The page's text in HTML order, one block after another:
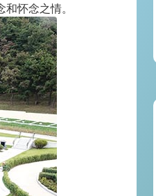
怀念之情。